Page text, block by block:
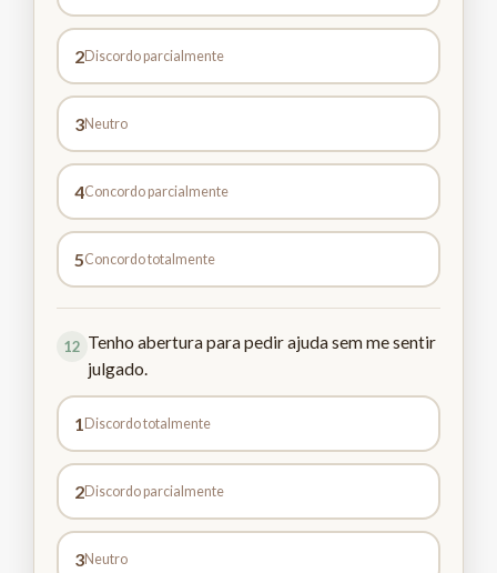
2Discordo parcialmente
3Neutro
4Concordo parcialmente
5Concordo totalmente
12 Tenho abertura para pedir ajuda sem me sentir
julgado.
1 Discordo totalmente
2Discordo parcialmente
3Neutro